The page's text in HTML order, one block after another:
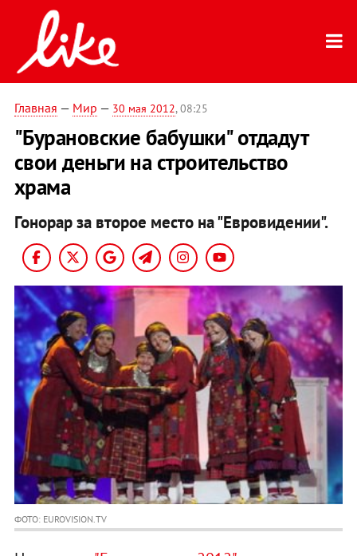
Главная — Мир — 30 мая 2012, 08:25
"Бурановские бабушки" отдадут
свои деньги на строительство
храма
Гонорар за второе место на "Евровидении".
ФОТО: EUROVISION.TV